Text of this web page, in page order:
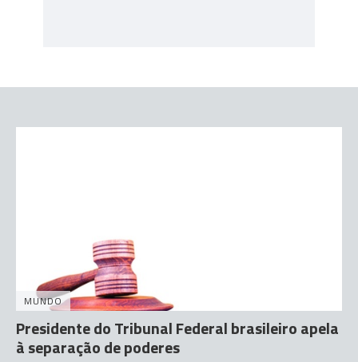
MUNDO
Presidente do Tribunal Federal brasileiro apela
à separação de poderes